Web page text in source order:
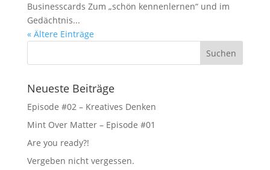
Businesscards Zum „schön kennenlernen“ und im
Gedächtnis...
« Ältere Einträge
Neueste Beiträge
Episode #02 – Kreatives Denken
Mint Over Matter – Episode #01
Are you ready?!
Vergeben nicht vergessen.